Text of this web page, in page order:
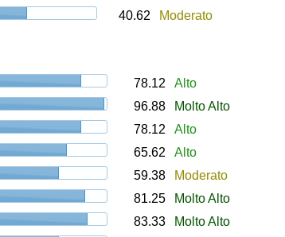
40.62 Moderato
78.12
Alto
96.88
Molto Alto
78.12
Alto
65.62
Alto
59.38
Moderato
81.25
Molto Alto
83.33
Molto Alto